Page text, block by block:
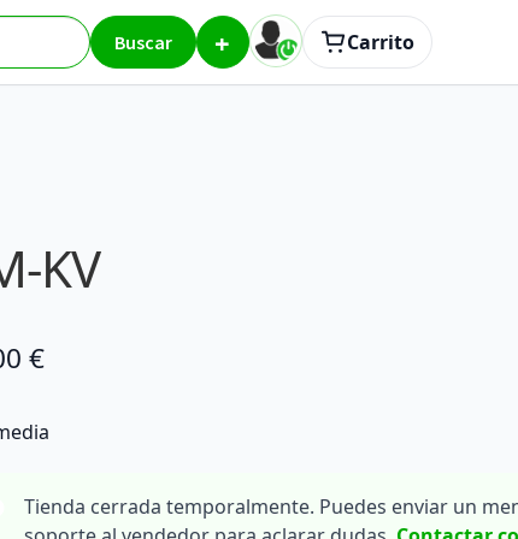
Buscar + Carrito
KV
€
Tienda cerrada temporalmente. Puedes enviar un